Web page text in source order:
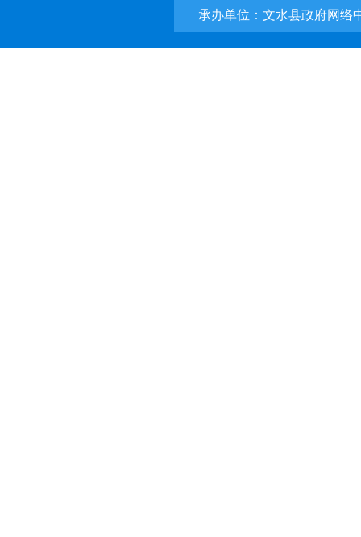
承办单位：文水县政府网络